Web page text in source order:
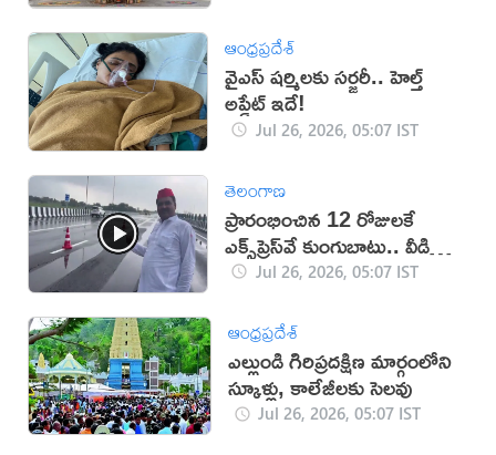
ఆంధ్రప్రదేశ్
వైఎస్ షర్మిలకు సర్జరీ.. హెల్త్
అప్డేట్ ఇదే!
Jul 26, 2026, 05:07 IST
తెలంగాణ
ప్రారంభించిన 12 రోజులకే
ఎక్స్‌ప్రెస్‌వే కుంగుబాటు.. వీడియో
వైరల్Jul 26, 2026, 05:07 IST
ఆంధ్రప్రదేశ్
ఎల్లుండి గిరిప్రదక్షిణ మార్గంలోని
స్కూళ్లు, కాలేజీలకు సెలవు
Jul 26, 2026, 05:07 IST